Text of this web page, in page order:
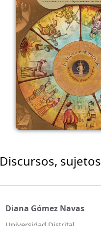
Discursos,
Diana Gómez Navas